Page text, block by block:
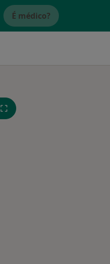
É médico?
Qua
12 Ago